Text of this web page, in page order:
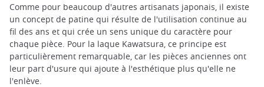
Comme pour beaucoup d'autres artisanats japonais, il existe
un concept de patine qui résulte de l'utilisation continue au
fil des ans et qui crée un sens unique du caractère pour
chaque pièce. Pour la laque Kawatsura, ce principe est
particulièrement remarquable, car les pièces anciennes ont
leur part d'usure qui ajoute à l'esthétique plus qu'elle ne
l'enlève.